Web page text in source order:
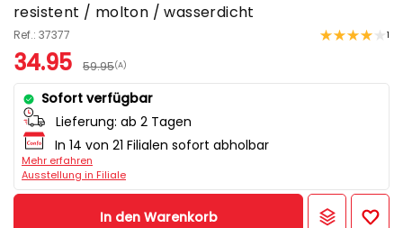
resistent / molton / wasserdicht
Ref.: 37377 1
34.95 59.95(A)
Sofort verfügbar
Lieferung: ab 2 Tagen
In 14 von 21 Filialen sofort abholbar
Mehr erfahren
Ausstellung in Filiale
In den Warenkorb